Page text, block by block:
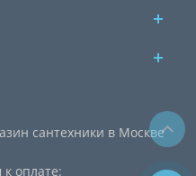
сантехники в Москве
оплате: